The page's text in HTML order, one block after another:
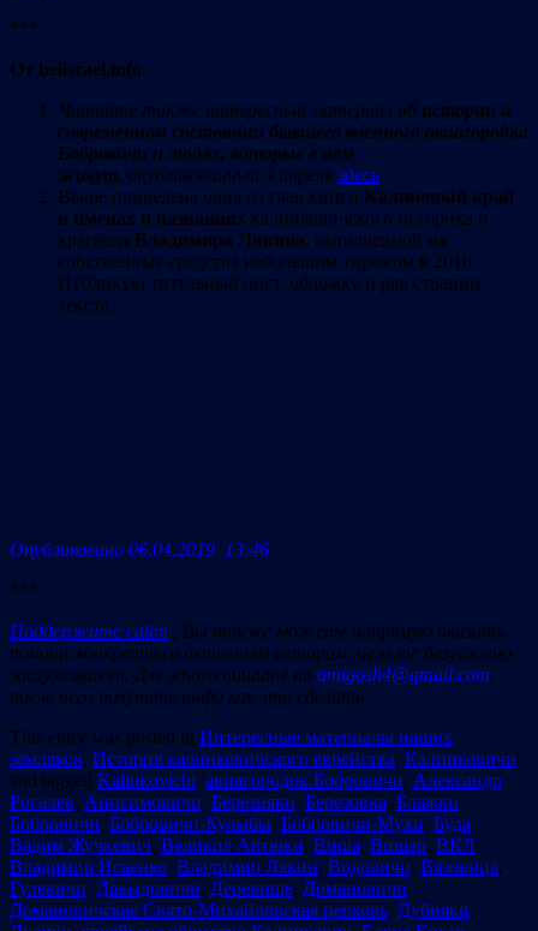
***
От belisrael.info:
Читайте также интересный материал об истории и
современном состоянии бывшего военного авиагородка
Бобровичи и людях, которые в нем
живут, опубликованный 3 апреля здесь
Выше приведена одна из глав книги Калиновый край
в именах и названиях калинковичского историка и
краеведа Владимира Лякина, выпущенной на
собственные средства небольшим тиражом в 2016.
Публикую титульный лист, обложку и ряд страниц
текста.
Опубликовано 06.04.2019 13:46
***
Поддержите сайт , Вы также можете напрямую оказать
помощь конкретным активным авторам, чего те безусловно
заслуживают. Для этого пишите на amigosh4@gmail.com
после чего получите инфо как это сделать.
This entry was posted in Интересные материалы наших
земляков, История калинковичского еврейства, Калинковичи
and tagged Kalinkovichi, авиагородок Бобровичи, Александр
Рогалев, Анисимовичи, Березняки, Березовка, Блажки,
Бобровичи, Бобровичи-Кулыбы, Бобровичи-Мухи, Буда,
Вадим Жучкевич, Великие Автюки, Виша, Вишар, ВКЛ,
Владимир Исаенко, Владимир Лякин, Водовичи, Вязовица,
Гулевичи, Давыдовичи, Деревище, Домановичи,
Домановичская Свято-Михайловская церковь, Дубняки,